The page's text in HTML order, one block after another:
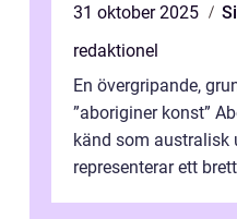
31 oktober 2025
redaktionel
En övergripande,
”aboriginer konst”
känd som australisk
representerar ett